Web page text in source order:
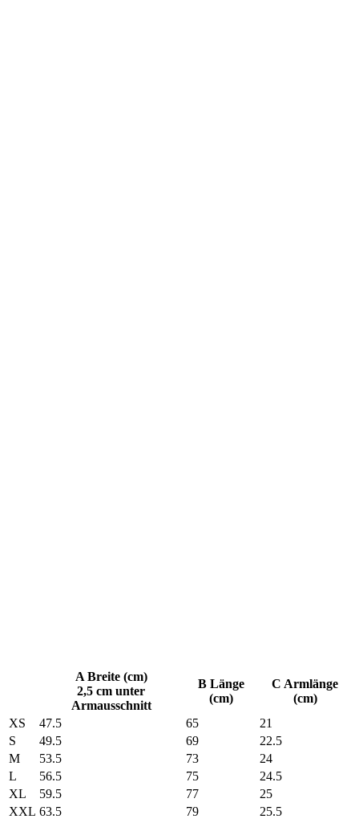
A Breite (cm)
2,5 cm unter
Armausschnitt
B Länge
(cm)
C Armlänge
(cm)
XS
47.5 65
21
S
49.5 69
22.5
M
53.5 73
24
L
56.5 75
24.5
XL
59.5 77
25
XXL 63.5 79
25.5